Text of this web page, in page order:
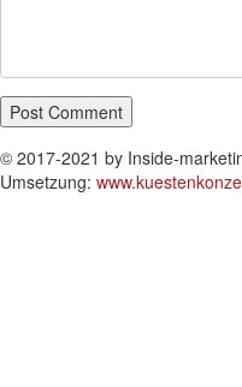
Post Comment
© 2017-2021 by Inside-
Umsetzung: